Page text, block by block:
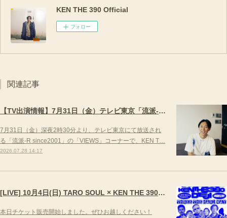
KEN THE 390 Official
フォロー
関連記事
【TV出演情報】7月31日（金）テレビ東京「流派-R since2001」
7月31日（金）深夜2時30分より、テレビ東京にて放送され
る「流派-R since2001」の「VIEWS」コーナーで、KEN T…
2026.07.28 14:17
[LIVE] 10月4日(日) TARO SOUL × KEN THE 390 × DEJI スリーマンLIVE "THREE THE HARD WAY” @ ORD. 代官山
本日チケット販売開始しました。ぜひお越しください！